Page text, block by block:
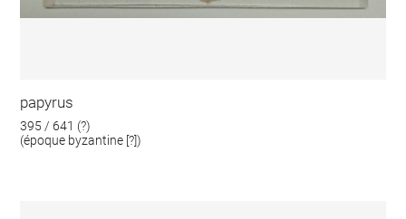
papyrus
395 / 641 (?)
(époque byzantine [?])